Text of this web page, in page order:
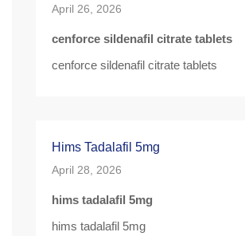
April 26, 2026
cenforce sildenafil citrate tablets
cenforce sildenafil citrate tablets
Hims Tadalafil 5mg
April 28, 2026
hims tadalafil 5mg
hims tadalafil 5mg